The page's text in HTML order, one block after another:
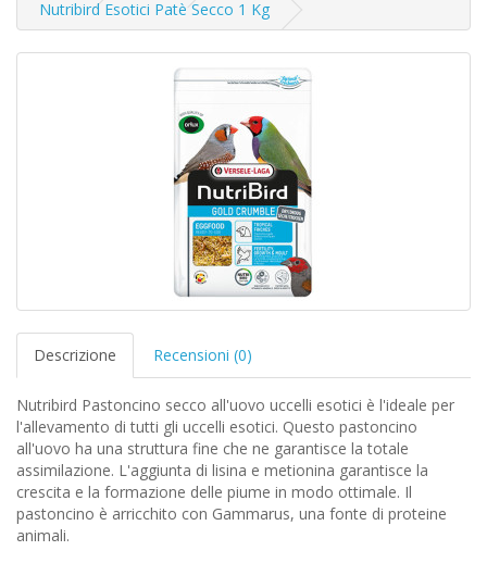
Nutribird Esotici Patè Secco 1 Kg
Descrizione Recensioni (0)
Nutribird Pastoncino secco all'uovo uccelli esotici è l'ideale per
l'allevamento di tutti gli uccelli esotici. Questo pastoncino
all'uovo ha una struttura fine che ne garantisce la totale
assimilazione. L'aggiunta di lisina e metionina garantisce la
crescita e la formazione delle piume in modo ottimale. Il
pastoncino è arricchito con Gammarus, una fonte di proteine
animali.